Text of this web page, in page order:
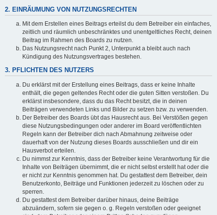
2. EINRÄUMUNG VON NUTZUNGSRECHTEN
Mit dem Erstellen eines Beitrags erteilst du dem Betreiber ein einfaches,
zeitlich und räumlich unbeschränktes und unentgeltliches Recht, deinen
Beitrag im Rahmen des Boards zu nutzen.
Das Nutzungsrecht nach Punkt 2, Unterpunkt a bleibt auch nach
Kündigung des Nutzungsvertrages bestehen.
3. PFLICHTEN DES NUTZERS
Du erklärst mit der Erstellung eines Beitrags, dass er keine Inhalte
enthält, die gegen geltendes Recht oder die guten Sitten verstoßen. Du
erklärst insbesondere, dass du das Recht besitzt, die in deinen
Beiträgen verwendeten Links und Bilder zu setzen bzw. zu verwenden.
Der Betreiber des Boards übt das Hausrecht aus. Bei Verstößen gegen
diese Nutzungsbedingungen oder anderer im Board veröffentlichten
Regeln kann der Betreiber dich nach Abmahnung zeitweise oder
dauerhaft von der Nutzung dieses Boards ausschließen und dir ein
Hausverbot erteilen.
Du nimmst zur Kenntnis, dass der Betreiber keine Verantwortung für die
Inhalte von Beiträgen übernimmt, die er nicht selbst erstellt hat oder die
er nicht zur Kenntnis genommen hat. Du gestattest dem Betreiber, dein
Benutzerkonto, Beiträge und Funktionen jederzeit zu löschen oder zu
sperren.
Du gestattest dem Betreiber darüber hinaus, deine Beiträge
abzuändern, sofern sie gegen o. g. Regeln verstoßen oder geeignet